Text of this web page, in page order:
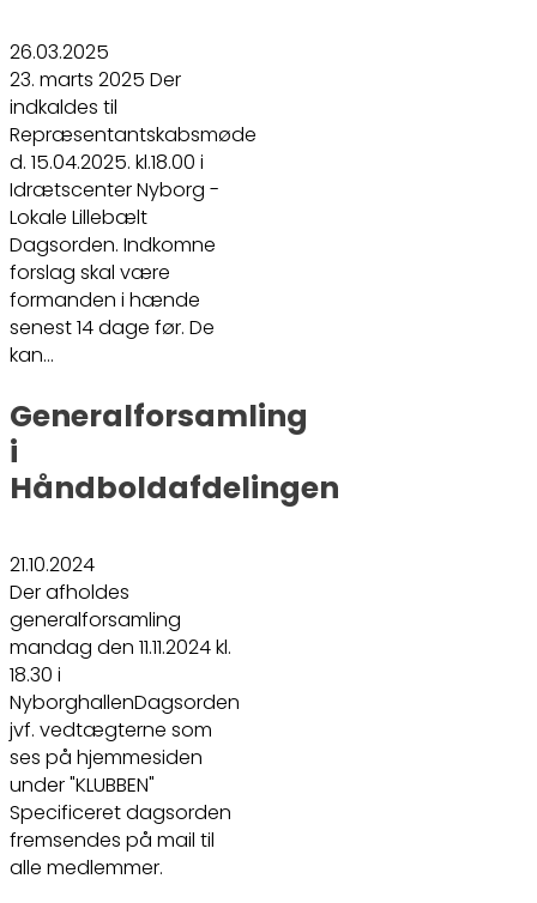
26.03.2025
23. marts 2025 Der
indkaldes til
Repræsentantskabsmøde
d. 15.04.2025. kl.18.00 i
Idrætscenter Nyborg -
Lokale Lillebælt
Dagsorden. Indkomne
forslag skal være
formanden i hænde
senest 14 dage før. De
kan…
Generalforsamling
i
Håndboldafdelingen
21.10.2024
Der afholdes
generalforsamling
mandag den 11.11.2024 kl.
18.30 i
NyborghallenDagsorden
jvf. vedtægterne som
ses på hjemmesiden
under "KLUBBEN"
Specificeret dagsorden
fremsendes på mail til
alle medlemmer.